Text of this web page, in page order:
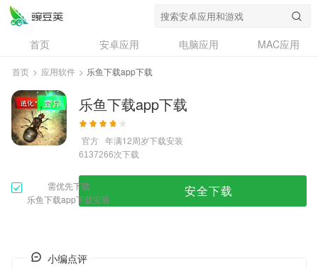
首页 安卓应用 电脑应用
MAC应用
资讯
专题
问答
首页 > 应用软件 > 乐鱼下载app下载
乐鱼下载app下载
官方 年满12周岁下载安装
6137266次下载
需优先下载
乐鱼下载app下载安装
安全下载
小编点评